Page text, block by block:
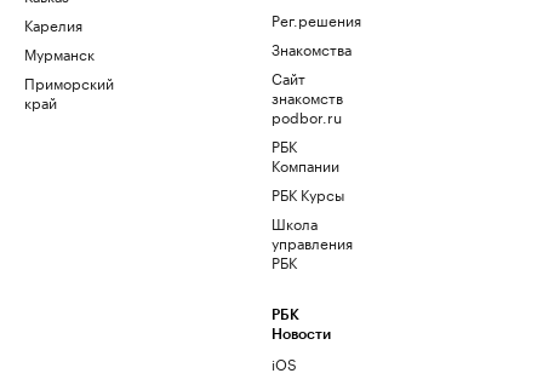
Карелия
Мурманск
Приморский
край
Рег.решения
Знакомства
Сайт
знакомств
podbor.ru
РБК
Компании
РБК Курсы
Школа
управления
РБК
РБК
Новости
iOS